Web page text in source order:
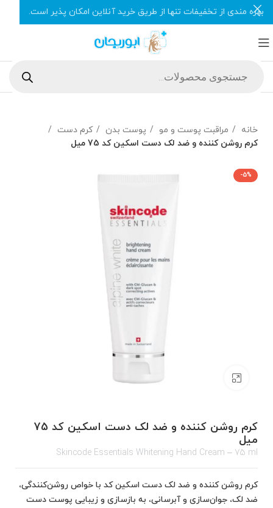
خانه مراقبت پوست و مو پوست بدن
کرم دست
کرم روشن کننده و ضد لک دست اسکین کد 75 میل
-5%
برای بزرگنمایی کلیک کنید
کرم روشن کننده و ضد لک دست اسکین کد 75
میل
Skincode Essentials Whitening Hand Cream – 75 ml
کرم روشن کننده و ضد لک دست اسکین کد با خواص روشن‌کنندگی،
ضد لک، جوان‌سازی و آبرسانی، به بازسازی و زیبایی پوست دست
بهره مندی از تخفیفات تنها از طریق خرید آنلاین امکان پذیر است.